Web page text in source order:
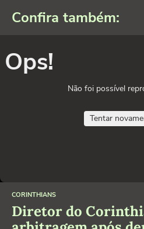
Confira também:
Ops!
Não foi possível
Tentar
CORINTHIANS
Diretor do